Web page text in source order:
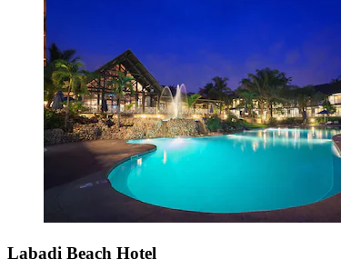
Labadi Beach Hotel